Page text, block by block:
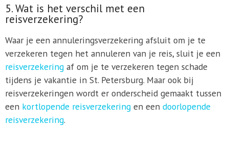
5. Wat is het verschil met een
reisverzekering?
Waar je een annuleringsverzekering afsluit om je te
verzekeren tegen het annuleren van je reis, sluit je een
reisverzekeringaf om je te verzekeren tegen schade
tijdens je vakantie in St. Petersburg. Maar ook bij
reisverzekeringen wordt er onderscheid gemaakt tussen
een kortlopende reisverzekeringen een doorlopende
reisverzekering.